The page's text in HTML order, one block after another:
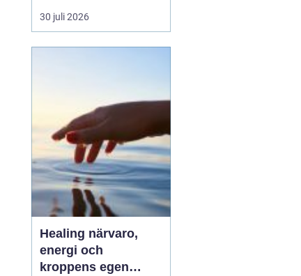
naturlig del av många
människors vardag. Fler
som Malmö, där tempot
är högt och många
kombinerar sti...
30 juli 2026
Healing närvaro,
energi och
kroppens egen